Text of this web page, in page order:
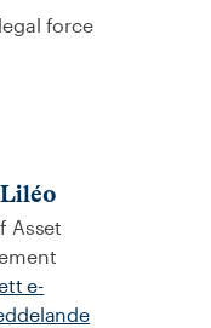
force
Asset
e-